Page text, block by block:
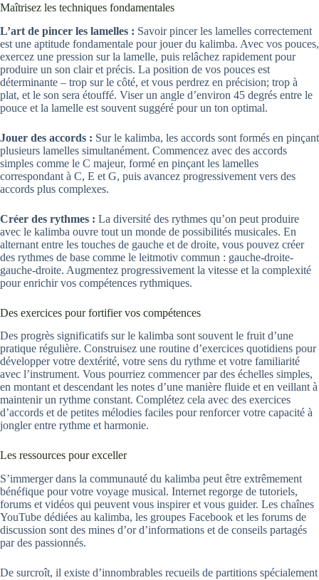
Maîtrisez les techniques fondamentales
L’art de pincer les lamelles : Savoir pincer les lamelles correctement
est une aptitude fondamentale pour jouer du kalimba. Avec vos pouces,
exercez une pression sur la lamelle, puis relâchez rapidement pour
produire un son clair et précis. La position de vos pouces est
déterminante – trop sur le côté, et vous perdrez en précision; trop à
plat, et le son sera étouffé. Viser un angle d’environ 45 degrés entre le
pouce et la lamelle est souvent suggéré pour un ton optimal.
Jouer des accords : Sur le kalimba, les accords sont formés en pinçant
plusieurs lamelles simultanément. Commencez avec des accords
simples comme le C majeur, formé en pinçant les lamelles
correspondant à C, E et G, puis avancez progressivement vers des
accords plus complexes.
Créer des rythmes : La diversité des rythmes qu’on peut produire
avec le kalimba ouvre tout un monde de possibilités musicales. En
alternant entre les touches de gauche et de droite, vous pouvez créer
des rythmes de base comme le leitmotiv commun : gauche-droite-
gauche-droite. Augmentez progressivement la vitesse et la complexité
pour enrichir vos compétences rythmiques.
Des exercices pour fortifier vos compétences
Des progrès significatifs sur le kalimba sont souvent le fruit d’une
pratique régulière. Construisez une routine d’exercices quotidiens pour
développer votre dextérité, votre sens du rythme et votre familiarité
avec l’instrument. Vous pourriez commencer par des échelles simples,
en montant et descendant les notes d’une manière fluide et en veillant à
maintenir un rythme constant. Complétez cela avec des exercices
d’accords et de petites mélodies faciles pour renforcer votre capacité à
jongler entre rythme et harmonie.
Les ressources pour exceller
S’immerger dans la communauté du kalimba peut être extrêmement
bénéfique pour votre voyage musical. Internet regorge de tutoriels,
forums et vidéos qui peuvent vous inspirer et vous guider. Les chaînes
YouTube dédiées au kalimba, les groupes Facebook et les forums de
discussion sont des mines d’or d’informations et de conseils partagés
par des passionnés.
De surcroît, il existe d’innombrables recueils de partitions spécialement